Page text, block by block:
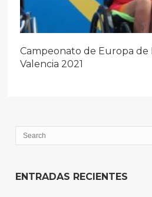
Campeonato de Europa de
Valencia 2021
ENTRADAS RECIENTES